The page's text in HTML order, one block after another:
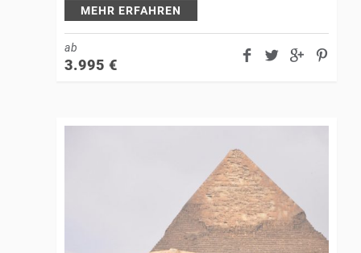
ein. Erleben Sie gemeinsam mit Ihrer Scharff…
MEHR ERFAHREN
ab
3.995 €